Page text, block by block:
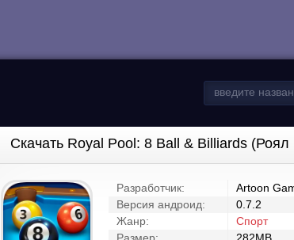
Скачать Royal Pool: 8 Ball & Billiards
Разработчик:
Artoon
Версия андроид:
0.7.2
Жанр:
Спорт